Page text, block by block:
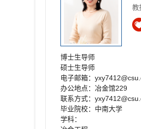
教
博士生导师
硕士生导师
电子邮箱：
办公地点：冶金馆229
联系方式：
毕业院校：中南大学
学科：